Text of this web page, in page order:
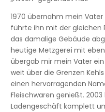
1970 übernahm mein Vater
führte ihn mit der gleichen
das damalige Gebäude
heutige Metzgerei mit
übergab mir mein Vater
weit über die Grenzen
einen hervorragenden
Fleischwaren genießt.
Ladengeschäft komplett